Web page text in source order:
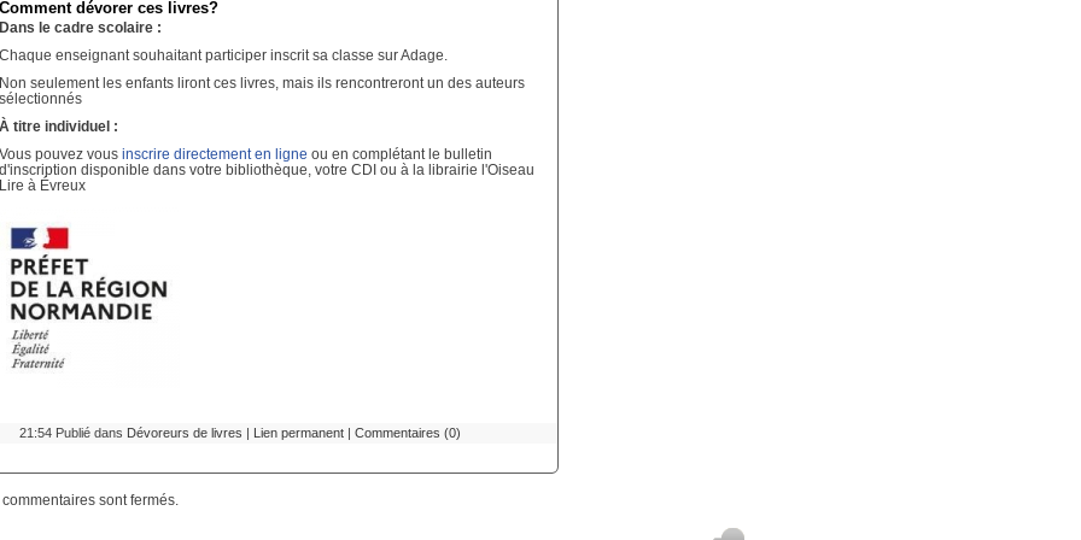
Comment dévorer ces livres?
Dans le cadre scolaire :
Chaque enseignant souhaitant participer inscrit sa classe sur Adage.
Non seulement les enfants liront ces livres, mais ils rencontreront un des auteurs
sélectionnés
À titre individuel :
Vous pouvez vous inscrire directement en ligne ou en complétant le bulletin
d'inscription disponible dans votre bibliothèque, votre CDI ou à la librairie l'Oiseau
Lire à Évreux
21:54 Publié dans Dévoreurs de livres | Lien permanent | Commentaires (0)
sont fermés.